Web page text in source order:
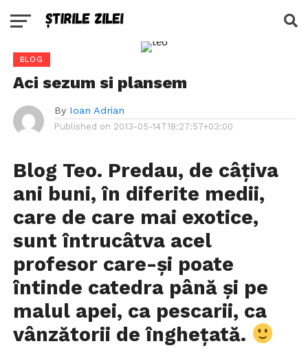
BLOG
Aci sezum si plansem
By Ioan Adrian
Published on 2013-05-14T18:27:57+03:00
Blog Teo. Predau, de câțiva
ani buni, în diferite medii,
care de care mai exotice,
sunt întrucâtva acel
profesor care-și poate
întinde catedra până și pe
malul apei, ca pescarii, ca
vânzătorii de înghețată.